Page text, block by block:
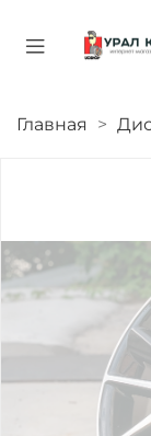
Главная